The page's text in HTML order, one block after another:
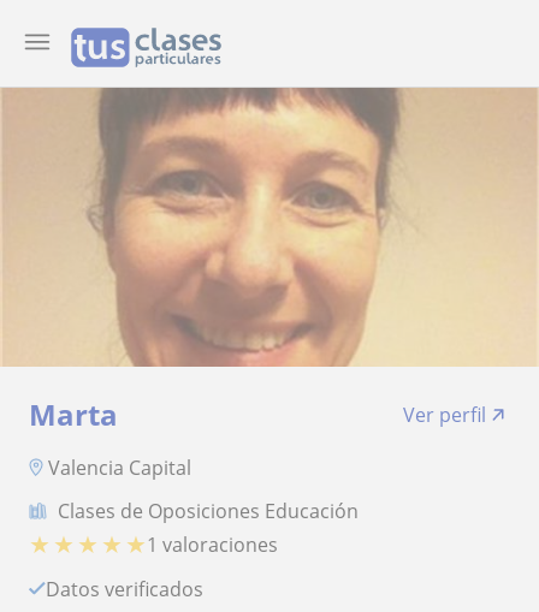
Marta
Ver perfil
Valencia Capital
Clases de Oposiciones Educación
★ ★ ★ ★ ★1 valoraciones
Datos verificados